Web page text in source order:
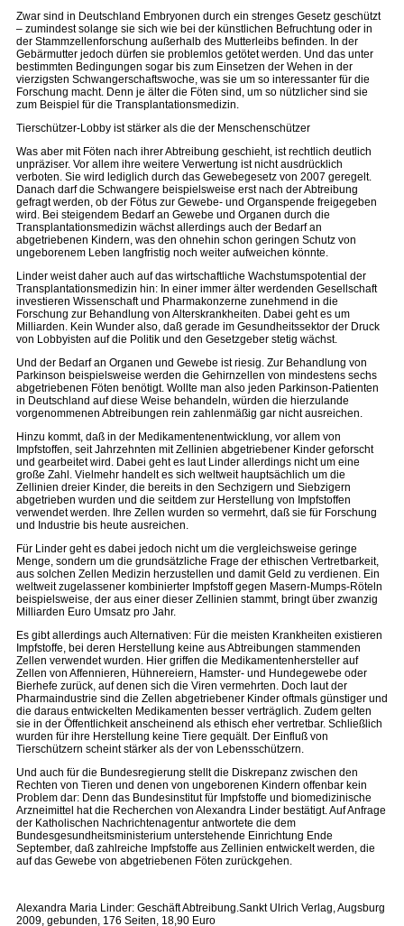
Zwar sind in Deutschland Embryonen durch ein strenges Gesetz geschützt
– zumindest solange sie sich wie bei der künstlichen Befruchtung oder in
der Stammzellenforschung außerhalb des Mutterleibs befinden. In der
Gebärmutter jedoch dürfen sie problemlos getötet werden. Und das unter
bestimmten Bedingungen sogar bis zum Einsetzen der Wehen in der
vierzigsten Schwangerschaftswoche, was sie um so interessanter für die
Forschung macht. Denn je älter die Föten sind, um so nützlicher sind sie
zum Beispiel für die Transplantationsmedizin.
Tierschützer-Lobby ist stärker als die der Menschenschützer
Was aber mit Föten nach ihrer Abtreibung geschieht, ist rechtlich deutlich
unpräziser. Vor allem ihre weitere Verwertung ist nicht ausdrücklich
verboten. Sie wird lediglich durch das Gewebegesetz von 2007 geregelt.
Danach darf die Schwangere beispielsweise erst nach der Abtreibung
gefragt werden, ob der Fötus zur Gewebe- und Organspende freigegeben
wird. Bei steigendem Bedarf an Gewebe und Organen durch die
Transplantationsmedizin wächst allerdings auch der Bedarf an
abgetriebenen Kindern, was den ohnehin schon geringen Schutz von
ungeborenem Leben langfristig noch weiter aufweichen könnte.
Linder weist daher auch auf das wirtschaftliche Wachstumspotential der
Transplantationsmedizin hin: In einer immer älter werdenden Gesellschaft
investieren Wissenschaft und Pharmakonzerne zunehmend in die
Forschung zur Behandlung von Alterskrankheiten. Dabei geht es um
Milliarden. Kein Wunder also, daß gerade im Gesundheitssektor der Druck
von Lobbyisten auf die Politik und den Gesetzgeber stetig wächst.
Und der Bedarf an Organen und Gewebe ist riesig. Zur Behandlung von
Parkinson beispielsweise werden die Gehirnzellen von mindestens sechs
abgetriebenen Föten benötigt. Wollte man also jeden Parkinson-Patienten
in Deutschland auf diese Weise behandeln, würden die hierzulande
vorgenommenen Abtreibungen rein zahlenmäßig gar nicht ausreichen.
Hinzu kommt, daß in der Medikamentenentwicklung, vor allem von
Impfstoffen, seit Jahrzehnten mit Zellinien abgetriebener Kinder geforscht
und gearbeitet wird. Dabei geht es laut Linder allerdings nicht um eine
große Zahl. Vielmehr handelt es sich weltweit hauptsächlich um die
Zellinien dreier Kinder, die bereits in den Sechzigern und Siebzigern
abgetrieben wurden und die seitdem zur Herstellung von Impfstoffen
verwendet werden. Ihre Zellen wurden so vermehrt, daß sie für Forschung
und Industrie bis heute ausreichen.
Für Linder geht es dabei jedoch nicht um die vergleichsweise geringe
Menge, sondern um die grundsätzliche Frage der ethischen Vertretbarkeit,
aus solchen Zellen Medizin herzustellen und damit Geld zu verdienen. Ein
weltweit zugelassener kombinierter Impfstoff gegen Masern-Mumps-Röteln
beispielsweise, der aus einer dieser Zellinien stammt, bringt über zwanzig
Milliarden Euro Umsatz pro Jahr.
Es gibt allerdings auch Alternativen: Für die meisten Krankheiten existieren
Impfstoffe, bei deren Herstellung keine aus Abtreibungen stammenden
Zellen verwendet wurden. Hier griffen die Medikamentenhersteller auf
Zellen von Affennieren, Hühnereiern, Hamster- und Hundegewebe oder
Bierhefe zurück, auf denen sich die Viren vermehrten. Doch laut der
Pharmaindustrie sind die Zellen abgetriebener Kinder oftmals günstiger und
die daraus entwickelten Medikamenten besser verträglich. Zudem gelten
sie in der Öffentlichkeit anscheinend als ethisch eher vertretbar. Schließlich
wurden für ihre Herstellung keine Tiere gequält. Der Einfluß von
Tierschützern scheint stärker als der von Lebensschützern.
Und auch für die Bundesregierung stellt die Diskrepanz zwischen den
Rechten von Tieren und denen von ungeborenen Kindern offenbar kein
Problem dar: Denn das Bundesinstitut für Impfstoffe und biomedizinische
Arzneimittel hat die Recherchen von Alexandra Linder bestätigt. Auf Anfrage
der Katholischen Nachrichtenagentur antwortete die dem
Bundesgesundheitsministerium unterstehende Einrichtung Ende
September, daß zahlreiche Impfstoffe aus Zellinien entwickelt werden, die
auf das Gewebe von abgetriebenen Föten zurückgehen.
Alexandra Maria Linder: Geschäft Abtreibung.Sankt Ulrich Verlag, Augsburg
2009, gebunden, 176 Seiten, 18,90 Euro